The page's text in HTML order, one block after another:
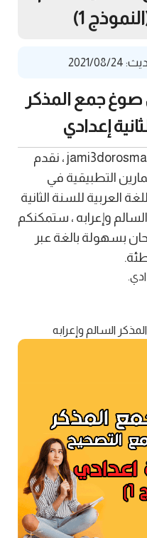
1)
08/24
جمع المذكر
إعدادي
مرحبا بكم أعزاءي في موقع jami3dorosmaroc ، نقدم
التطبيقية في
العربية للسنة الثانية
وإعرابه ، ستمكنكم
بسهولة بالغة عبر
السالم وإعرابه